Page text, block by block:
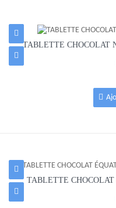
TABLETTE CHOCOLAT
TABLETTE CHOCOLAT